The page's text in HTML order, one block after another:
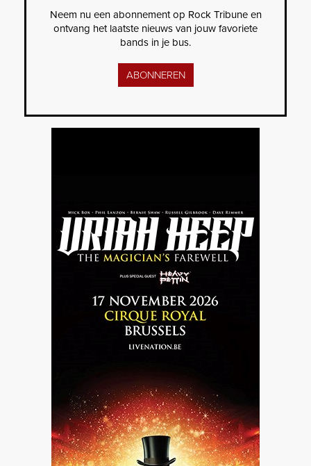
Neem nu een abonnement op Rock Tribune en
ontvang het laatste nieuws van jouw favoriete
bands in je bus.
ABONNEREN